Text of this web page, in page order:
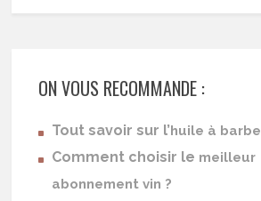
ON VOUS RECOMMANDE :
Tout savoir sur l’ huile à barbe
Comment choisir le meilleur
abonnement vin ?